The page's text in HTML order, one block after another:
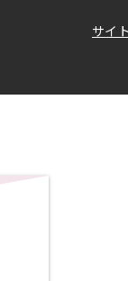
サイ